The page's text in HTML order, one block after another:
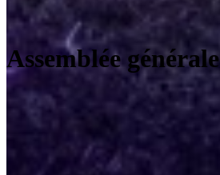
Assemblée générale